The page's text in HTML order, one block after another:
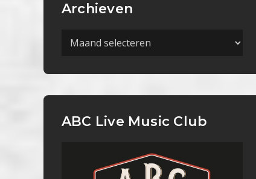
Archieven
Archieven
ABC Live Music Club